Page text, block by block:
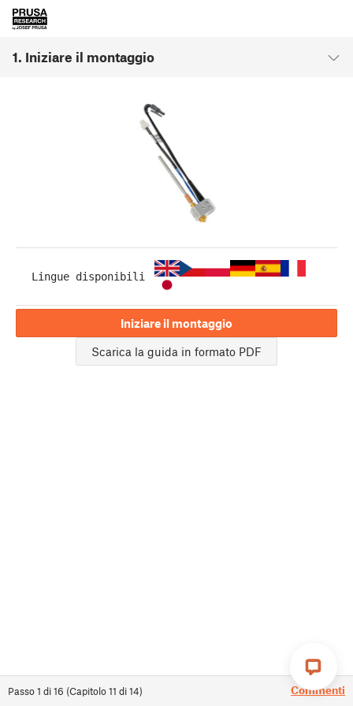
1. Iniziare il montaggio
Passo1 di16 (Capitolo11 di14) Commenti
Lingue disponibili
Iniziare il montaggio
Scarica la guida in formato PDF